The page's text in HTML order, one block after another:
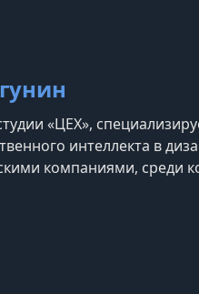
«ЦЕХ»,
интеллекта в
компаниями, среди